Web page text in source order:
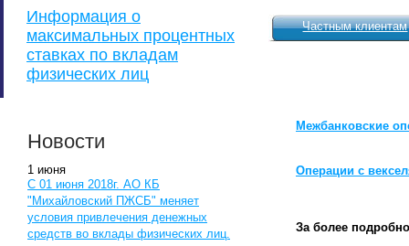
Информация о
максимальных процентных
ставках по вкладам
физических лиц
Новости
1 июня
С 01 июня 2018г. АО КБ
"Михайловский ПЖСБ" меняет
условия привлечения денежных
средств во вклады физических лиц.
Частным клиентам
Межбанковские
Операции с
За более